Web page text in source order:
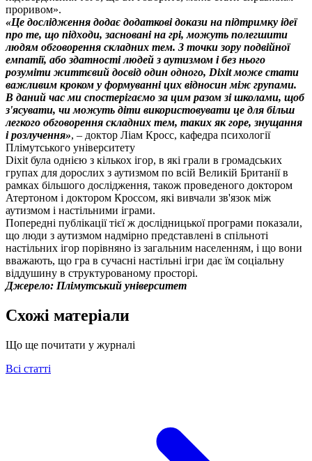
проривом».
«Це дослідження додає додаткові докази на підтримку ідеї
про те, що підходи, засновані на грі, можуть полегшити
людям обговорення складних тем. З точки зору подвійної
емпатії, або здатності людей з аутизмом і без нього
розуміти життєвий досвід один одного, Dixit може стати
важливим кроком у формуванні цих відносин між групами.
В даний час ми спостерігаємо за цим разом зі школами, щоб
з'ясувати, чи можуть діти використовувати це для більш
легкого обговорення складних тем, таких як горе, знущання
і розлучення», – доктор Ліам Кросс, кафедра психології
Плімутського університету
Dixit була однією з кількох ігор, в які грали в громадських
групах для дорослих з аутизмом по всій Великій Британії в
рамках більшого дослідження, також проведеного доктором
Атертоном і доктором Кроссом, які вивчали зв'язок між
аутизмом і настільними іграми.
Попередні публікації тієї ж дослідницької програми показали,
що люди з аутизмом надмірно представлені в спільноті
настільних ігор порівняно із загальним населенням, і що вони
вважають, що гра в сучасні настільні ігри дає їм соціальну
віддушину в структурованому просторі.
Джерело: Плімутський університет
Схожі матеріали
Що ще почитати у журналі
Всі статті